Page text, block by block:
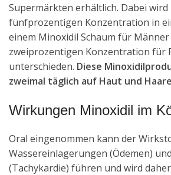
Supermärkten erhältlich. Dabei wird
fünfprozentigen Konzentration in
einem Minoxidil Schaum für
zweiprozentigen Konzentration für
unterschieden. Diese
zweimal täglich auf Haut und
Wirkungen Minoxidil im
Oral eingenommen kann der
Wassereinlagerungen (Ödemen)
(Tachykardie) führen und wird